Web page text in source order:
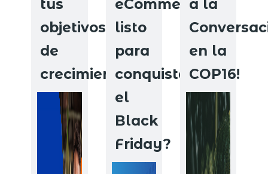
tus
objetivos
de
crecimiento.
eCommerce
listo
para
conquistar
el
Black
Friday?
a la
en la
COP16!